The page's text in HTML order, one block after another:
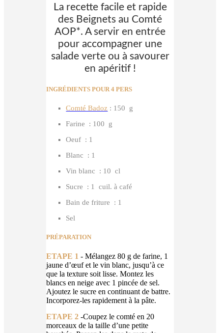
La recette facile et rapide
des Beignets au Comté
AOP*. A servir en entrée
pour accompagner une
salade verte ou à savourer
en apéritif !
INGRÉDIENTS POUR 4 PERS
Comté Badoz : 150 g
Farine : 100 g
Oeuf : 1
Blanc : 1
Vin blanc : 10 cl
Sucre : 1 cuil. à café
Bain de friture : 1
Sel
PRÉPARATION
ETAPE 1 - Mélangez 80 g de farine, 1
jaune d’œuf et le vin blanc, jusqu’à ce
que la texture soit lisse. Montez les
blancs en neige avec 1 pincée de sel.
Ajoutez le sucre en continuant de battre.
Incorporez-les rapidement à la pâte.
ETAPE 2 -Coupez le comté en 20
morceaux de la taille d’une petite